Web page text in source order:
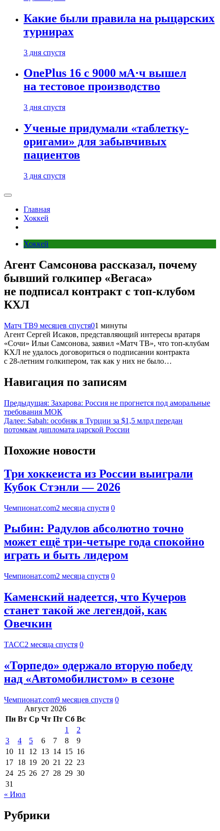
Какие были правила на рыцарских
турнирах
3 дня спустя
OnePlus 16 с 9000 мА·ч вышел
на тестовое производство
3 дня спустя
Ученые придумали «таблетку-
оригами» для забывчивых
пациентов
3 дня спустя
Главная
Хоккей
Хоккей
Агент Самсонова рассказал, почему
бывший голкипер «Вегаса»
не подписал контракт с топ‑клубом
КХЛ
Матч ТВ9 месяцев спустя01 минуты
Агент Сергей Исаков, представляющий интересы вратаря
«Сочи» Ильи Самсонова, заявил «Матч ТВ», что топ‑клубам
КХЛ не удалось договориться о подписании контракта
с 28‑летним голкипером, так как у них не было…
Навигация по записям
Предыдущая: Захарова: Россия не прогнется под аморальные
требования МОК
Далее: Sabah: особняк в Турции за $1,5 млрд передан
потомкам дипломата царской России
Похожие новости
Три хоккеиста из России выиграли
Кубок Стэнли — 2026
Чемпионат.com2 месяца спустя 0
Рыбин: Радулов абсолютно точно
может ещё три-четыре года спокойно
играть и быть лидером
Чемпионат.com2 месяца спустя 0
Каменский надеется, что Кучеров
станет такой же легендой, как
Овечкин
ТАСС2 месяца спустя 0
«Торпедо» одержало вторую победу
над «Автомобилистом» в сезоне
Чемпионат.com9 месяцев спустя 0
Август 2026
Пн Вт Ср Чт Пт Сб Вс
1
2
3
4 5 6 7 8
9
10 11 12 13 14 15 16
17 18 19 20 21 22 23
24 25 26 27 28 29 30
31
« Июл
Рубрики